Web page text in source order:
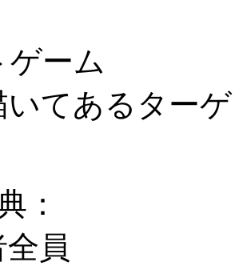
ゲーム
いてあるター
：
員